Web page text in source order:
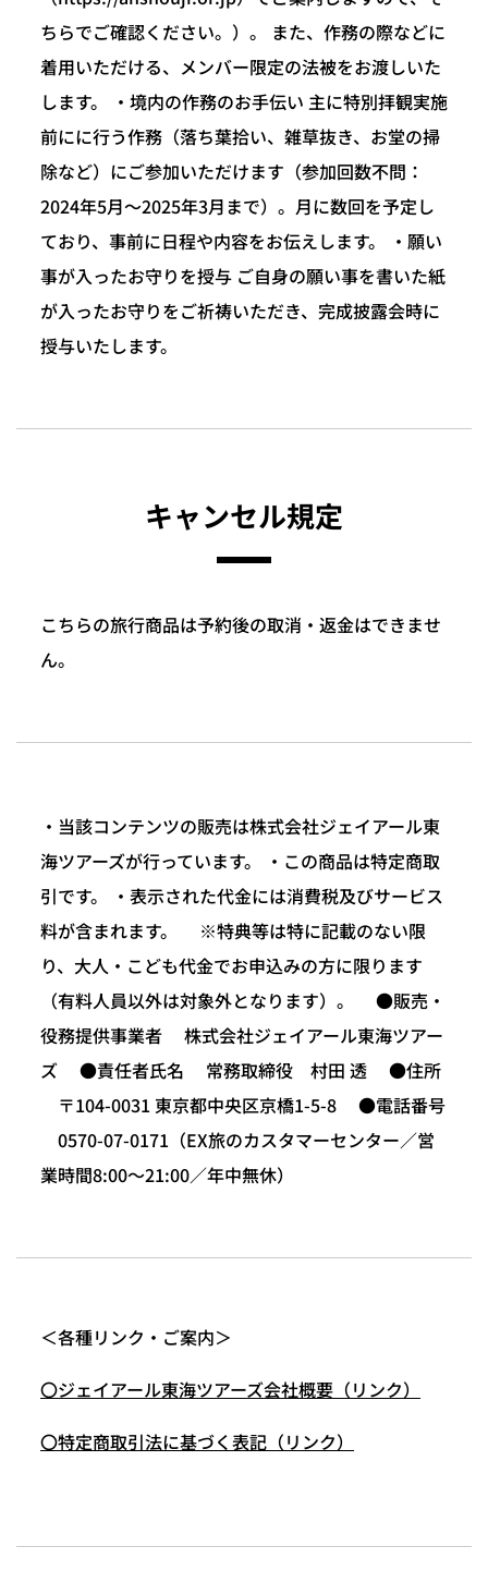
ちらでご確認ください。）。 また、作務の際などに
着用いただける、メンバー限定の法被をお渡しいた
します。 ・境内の作務のお手伝い 主に特別拝観実施
前にに行う作務（落ち葉拾い、雑草抜き、お堂の掃
除など）にご参加いただけます（参加回数不問：
2024年5月～2025年3月まで）。月に数回を予定し
ており、事前に日程や内容をお伝えします。 ・願い
事が入ったお守りを授与 ご自身の願い事を書いた紙
が入ったお守りをご祈祷いただき、完成披露会時に
授与いたします。
キャンセル規定
こちらの旅行商品は予約後の取消・返金はできませ
ん。
・当該コンテンツの販売は株式会社ジェイアール東
海ツアーズが行っています。 ・この商品は特定商取
引です。 ・表示された代金には消費税及びサービス
料が含まれます。 ※特典等は特に記載のない限
り、大人・こども代金でお申込みの方に限ります
（有料人員以外は対象外となります）。 ●販売・
役務提供事業者 株式会社ジェイアール東海ツアー
ズ ●責任者氏名 常務取締役 村田 透 ●住所
〒104-0031 東京都中央区京橋1-5-8 ●電話番号
0570-07-0171（EX旅のカスタマーセンター／営
業時間8:00～21:00／年中無休）
＜各種リンク・ご案内＞
〇ジェイアール東海ツアーズ会社概要（リンク）
〇特定商取引法に基づく表記（リンク）